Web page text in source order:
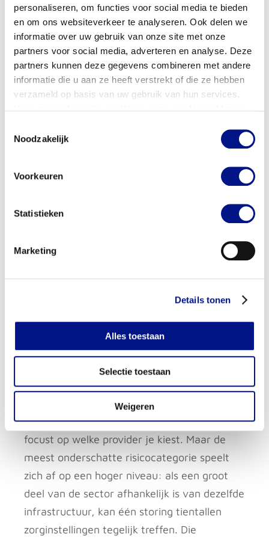
personaliseren, om functies voor social media te bieden
en om ons websiteverkeer te analyseren. Ook delen we
informatie over uw gebruik van onze site met onze
partners voor social media, adverteren en analyse. Deze
partners kunnen deze gegevens combineren met andere
informatie die u aan ze heeft verstrekt of die ze hebben
verzameld op basis van uw gebruik van hun services.
Noodzakelijk
Voorkeuren
Statistieken
Marketing
Details tonen
Alles toestaan
Selectie toestaan
Weigeren
dan DigiD of de basisregistraties. Het
drielagenmodel en DICTU-
toetsingsinstrument biedt een
ordeningsprincipe.
Waarom ’alle data naar Europa’
het systeemrisico niet oplost in de
Het zorgdebat over cloudafhankelijkheid
focust op welke provider je kiest. Maar de
meest onderschatte risicocategorie speelt
zich af op een hoger niveau: als een groot
deel van de sector afhankelijk is van dezelfde
infrastructuur, kan één storing tientallen
zorginstellingen tegelijk treffen. Die